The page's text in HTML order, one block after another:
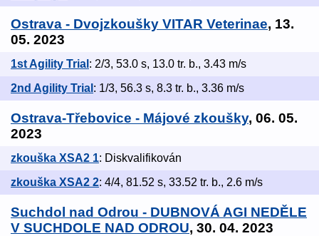
Ostrava - Dvojzkoušky VITAR Veterinae, 13.
05. 2023
1st Agility Trial : 2/3, 53.0 s, 13.0 tr. b., 3.43 m/s
2nd Agility Trial : 1/3, 56.3 s, 8.3 tr. b., 3.36 m/s
Ostrava-Třebovice - Májové zkoušky, 06. 05.
2023
zkouška XSA2 1: Diskvalifikován
zkouška XSA2 2: 4/4, 81.52 s, 33.52 tr. b., 2.6 m/s
Suchdol nad Odrou - DUBNOVÁ AGI NEDĚLE
V SUCHDOLE NAD ODROU, 30. 04. 2023